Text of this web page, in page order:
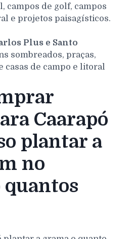
campos de golf, campos
e projetos paisagísticos.
Plus e Santo
sombreados, praças,
casas de campo e litoral
Caarapó
plantar a
no